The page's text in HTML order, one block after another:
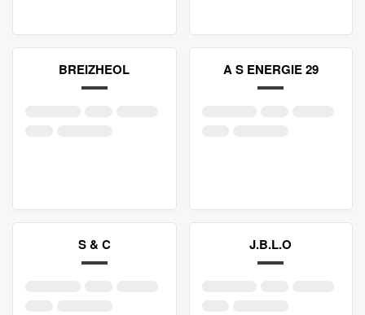
BREIZHEOL A S ENERGIE 29
S & C J.B.L.O